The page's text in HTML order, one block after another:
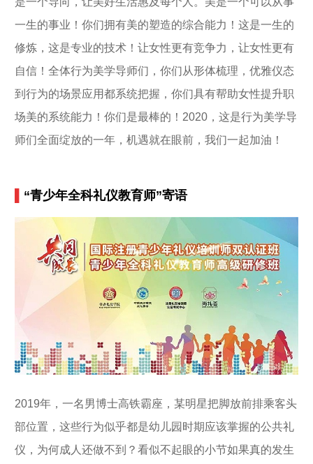
一生的事业！你们拥有美的塑造的综合能力！这是一生的
修炼，这是专业的技术！让女性更有竞争力，让女性更有
自信！全体行为美学导师们，你们从形体梳理，优雅仪态
到行为的场景应用都系统把握，你们具有帮助女性提升职
场美的系统能力！你们是最棒的！2020，这是行为美学导
师们全面绽放的一年，机遇就在眼前，我们一起加油！
“青少年全科礼仪教育师”寄语
2019年，一名男博士高铁霸座，某明星把脚放前排乘客头
部位置，这些行为似乎都是幼儿园时期应该掌握的公共礼
仪，为何成人还做不到？看似不起眼的小节如果真的发生